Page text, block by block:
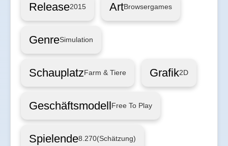
Release2015 ArtBrowsergames
GenreSimulation
SchauplatzFarm & Tiere Grafik2D
GeschäftsmodellFree To Play
Spielende8.270(Schätzung)